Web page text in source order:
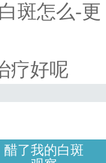
斑怎么-更
疗好呢
醋了我的白斑